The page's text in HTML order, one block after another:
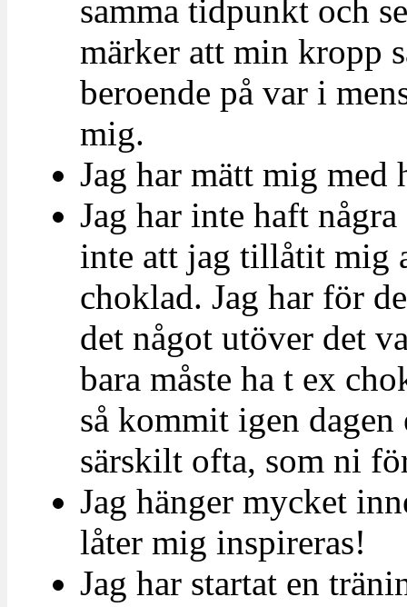
samma tidpunkt och
märker att min kropp
beroende på var i
mig.
Jag har mätt mig med
Jag har inte haft
inte att jag tillåtit mig
choklad. Jag har för
det något utöver det
bara måste ha t ex
så kommit igen
särskilt ofta, som ni
Jag hänger mycket
låter mig inspireras!
Jag har startat en